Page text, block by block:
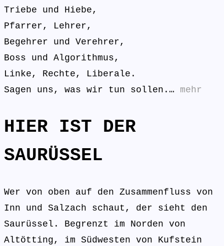
Triebe und Hiebe,
Pfarrer, Lehrer,
Begehrer und Verehrer,
Boss und Algorithmus,
Linke, Rechte, Liberale.
Sagen uns, was wir tun sollen.… mehr
HIER IST DER
SAURÜSSEL
Wer von oben auf den Zusammenfluss von
Inn und Salzach schaut, der sieht den
Saurüssel. Begrenzt im Norden von
Altötting, im Südwesten von Kufstein